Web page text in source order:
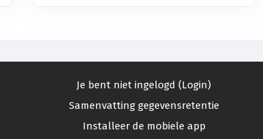
Je bent niet ingelogd (Login)
Samenvatting gegevensretentie
Installeer de mobiele app